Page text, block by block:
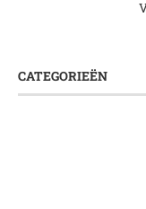
CATEGORIEËN